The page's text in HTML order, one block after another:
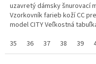
z
5
hviezdičiek.
uzavretý dámsky šnurovací
Vzorkovník farieb koží CC
model CITY Veľkostná
35
36 37 38 39